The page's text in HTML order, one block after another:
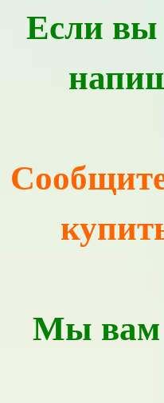
Если вы
Мы вам